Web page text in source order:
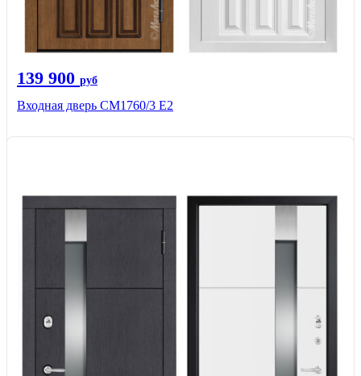
139 900 руб
Входная дверь CМ1760/3 Е2